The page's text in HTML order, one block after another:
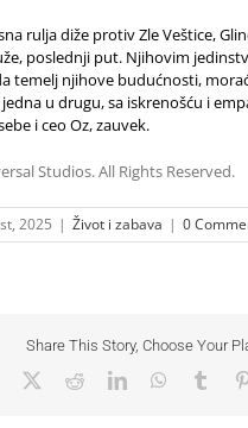
rulja diže protiv Zle Veštice,
poslednji put. Njihovim
temelj njihove budućnosti,
u drugu, sa iskrenošću i
i ceo Oz, zauvek.
Studios. All Rights Reserved.
2025 | Život i zabava | 0
Share This Story, Choose Your
Facebook RedditLinkedInWhatsApp